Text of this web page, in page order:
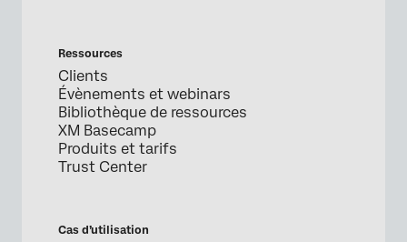
Ressources
Clients
Évènements et webinars
Bibliothèque de ressources
XM Basecamp
Produits et tarifs
Trust Center
Cas d’utilisation